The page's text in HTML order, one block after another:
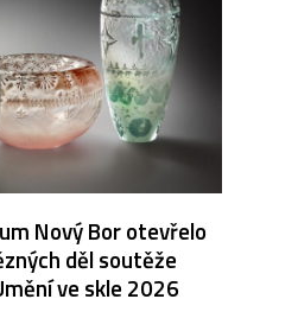
Nový Bor otevřelo
děl soutěže
ve skle 2026